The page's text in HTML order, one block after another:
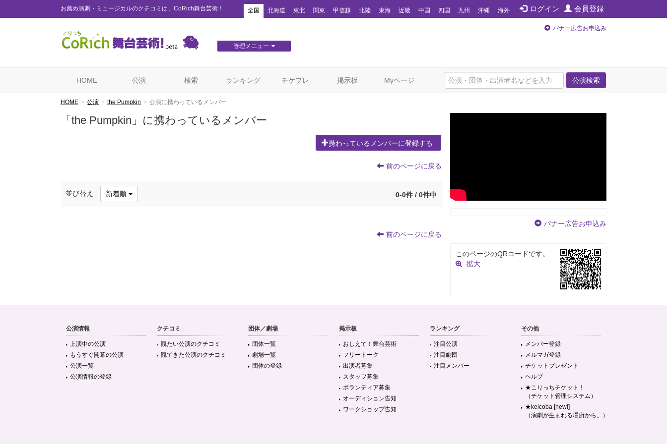
お薦め演劇・ミュージカルのクチコミは、CoRich舞台芸術！ ログイン 会員登録
全国 北海道 東北 関東 甲信越 北陸 東海 近畿 中国 四国 九州 沖縄 海外
管理メニュー
バナー広告お申込み
公演検索
HOME 公演 検索 ランキング チケプレ 掲示板 Myページ
HOME 公演 the Pumpkin 公演に携わっているメンバー
「the Pumpkin」に携わっているメンバー
携わっているメンバーに登録する
前のページに戻る
並び替え 新着順 0-0件 / 0件中
前のページに戻る
バナー広告お申込み
このページのQRコードです。
拡大
公演情報
上演中の公演
もうすぐ開幕の公演
公演一覧
公演情報の登録
クチコミ
観たい公演のクチコミ
観てきた公演のクチコミ
団体／劇場
団体一覧
劇場一覧
団体の登録
掲示板
おしえて！舞台芸術
フリートーク
出演者募集
スタッフ募集
ボランティア募集
オーディション告知
ワークショップ告知
ランキング
注目公演
注目劇団
注目メンバー
その他
メンバー登録
メルマガ登録
チケットプレゼント
ヘルプ
★こりっちチケット！
（チケット管理システム）
★keicoba [new!]
（演劇が生まれる場所から。）